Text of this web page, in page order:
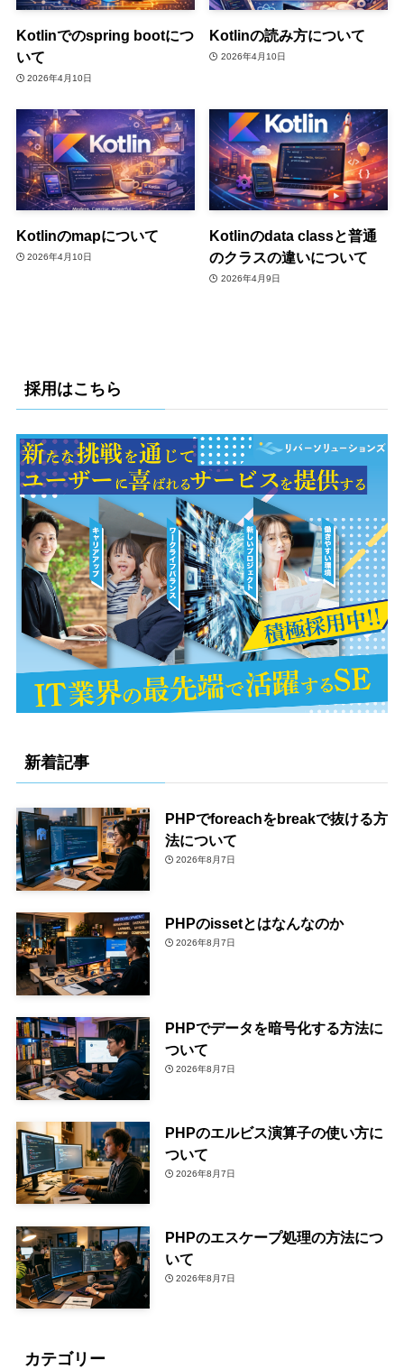
Kotlinでのspring bootにつ
いて
2026年4月10日
Kotlinの読み方について
2026年4月10日
Kotlinのmapについて
2026年4月10日
Kotlinのdata classと普通
のクラスの違いについて
2026年4月9日
採用はこちら
新着記事
PHPでforeachをbreakで抜ける方
法について
2026年8月7日
PHPのissetとはなんなのか
2026年8月7日
PHPでデータを暗号化する方法に
ついて
2026年8月7日
PHPのエルビス演算子の使い方に
ついて
2026年8月7日
PHPのエスケープ処理の方法につ
いて
2026年8月7日
カテゴリー